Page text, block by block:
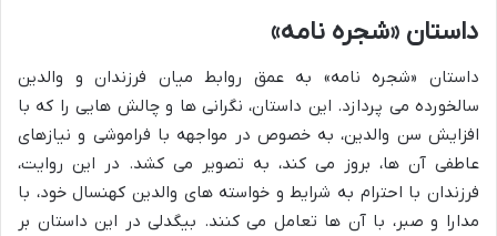
داستان «شجره نامه»
داستان «شجره نامه» به عمق روابط میان فرزندان و والدین
سالخورده می پردازد. این داستان، نگرانی ها و چالش هایی را که با
افزایش سن والدین، به خصوص در مواجهه با فراموشی و نیازهای
عاطفی آن ها، بروز می کند، به تصویر می کشد. در این روایت،
فرزندان با احترام به شرایط و خواسته های والدین کهنسال خود، با
مدارا و صبر، با آن ها تعامل می کنند. بیگدلی در این داستان بر